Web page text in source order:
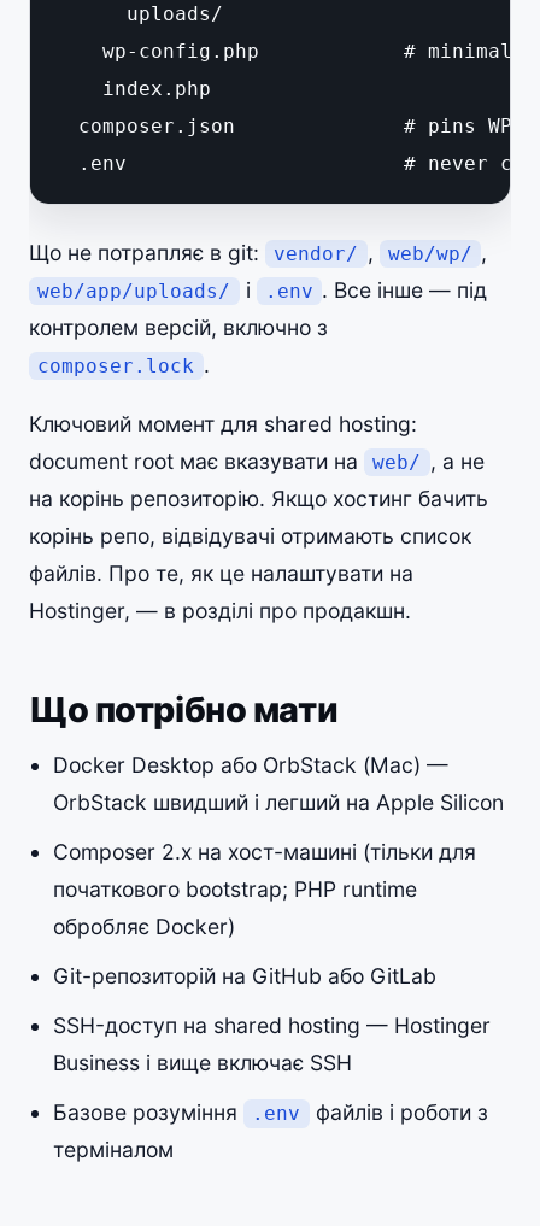
      uploads/
wp-config.php            # minimal
    index.php
composer.json              # pins WP
.env                       # never
Що не потрапляє в git: vendor/ , web/wp/ ,
web/app/uploads/ і .env . Все інше — під
контролем версій, включно з
composer.lock .
Ключовий момент для shared hosting:
document root має вказувати на
web/ , а не
на корінь репозиторію. Якщо хостинг бачить
корінь репо, відвідувачі отримають список
файлів. Про те, як це налаштувати на
Hostinger, — в розділі про продакшн.
Що потрібно мати
Docker Desktop або OrbStack (Mac) —
OrbStack швидший і легший на Apple Silicon
Composer 2.x на хост-машині (тільки для
початкового bootstrap; PHP runtime
обробляє Docker)
Git-репозиторій на GitHub або GitLab
SSH-доступ на shared hosting — Hostinger
Business і вище включає SSH
Базове розуміння
.env
файлів і роботи з
терміналом